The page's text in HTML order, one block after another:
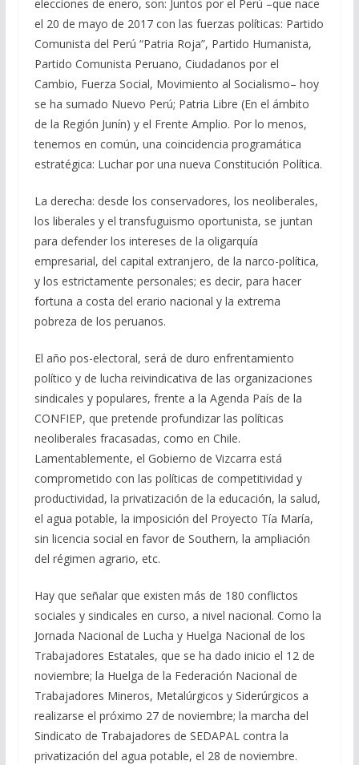
elecciones de enero, son: Juntos por el Perú –que nace
el 20 de mayo de 2017 con las fuerzas políticas: Partido
Comunista del Perú “Patria Roja”, Partido Humanista,
Partido Comunista Peruano, Ciudadanos por el
Cambio, Fuerza Social, Movimiento al Socialismo– hoy
se ha sumado Nuevo Perú; Patria Libre (En el ámbito
de la Región Junín) y el Frente Amplio. Por lo menos,
tenemos en común, una coincidencia programática
estratégica: Luchar por una nueva Constitución Política.
La derecha: desde los conservadores, los neoliberales,
los liberales y el transfuguismo oportunista, se juntan
para defender los intereses de la oligarquía
empresarial, del capital extranjero, de la narco-política,
y los estrictamente personales; es decir, para hacer
fortuna a costa del erario nacional y la extrema
pobreza de los peruanos.
El año pos-electoral, será de duro enfrentamiento
político y de lucha reivindicativa de las organizaciones
sindicales y populares, frente a la Agenda País de la
CONFIEP, que pretende profundizar las políticas
neoliberales fracasadas, como en Chile.
Lamentablemente, el Gobierno de Vizcarra está
comprometido con las políticas de competitividad y
productividad, la privatización de la educación, la salud,
el agua potable, la imposición del Proyecto Tía María,
sin licencia social en favor de Southern, la ampliación
del régimen agrario, etc.
Hay que señalar que existen más de 180 conflictos
sociales y sindicales en curso, a nivel nacional. Como la
Jornada Nacional de Lucha y Huelga Nacional de los
Trabajadores Estatales, que se ha dado inicio el 12 de
noviembre; la Huelga de la Federación Nacional de
Trabajadores Mineros, Metalúrgicos y Siderúrgicos a
realizarse el próximo 27 de noviembre; la marcha del
Sindicato de Trabajadores de SEDAPAL contra la
privatización del agua potable, el 28 de noviembre.